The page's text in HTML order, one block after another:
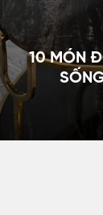
o
n
t
e
10 MÓN